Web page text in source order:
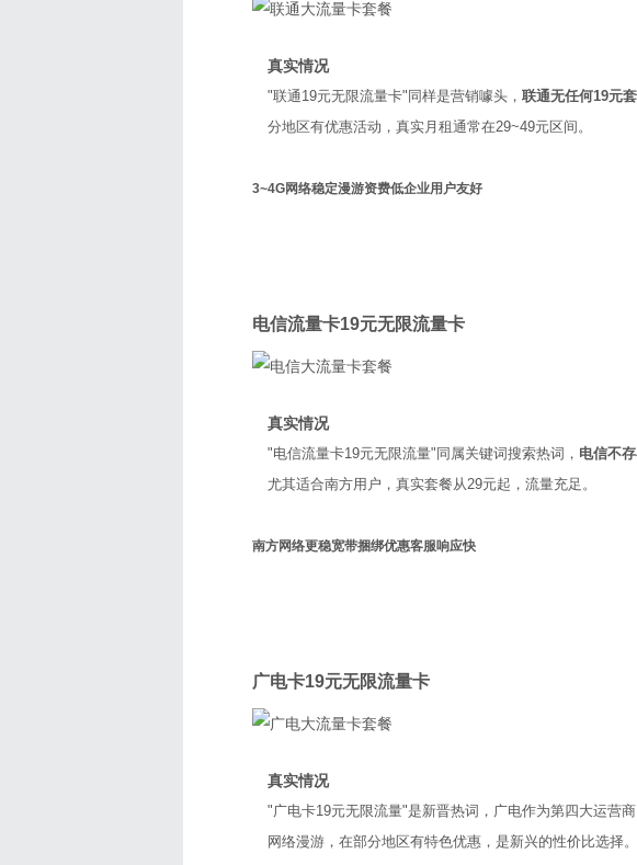
真实情况
"联通19元无限流量卡"同样是营销噱头， 联通无任何19元
分地区有优惠活动，真实月租通常在29~49元区间。
3~4G网络稳定漫游资费低企业用户友好
电信流量卡19元无限流量卡
真实情况
"电信流量卡19元无限流量"同属关键词搜索热词， 电信不
尤其适合南方用户，真实套餐从29元起，流量充足。
南方网络更稳宽带捆绑优惠客服响应快
广电卡19元无限流量卡
真实情况
"广电卡19元无限流量"是新晋热词，广电作为第四大运营商
网络漫游，在部分地区有特色优惠，是新兴的性价比选择。